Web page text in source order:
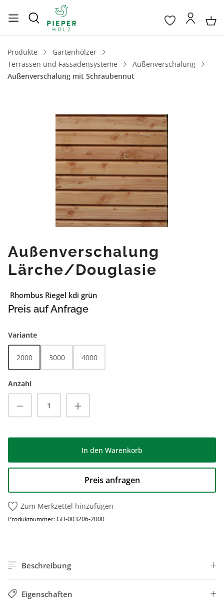
Produkte
Gartenhölzer
Terrassen und Fassadensysteme
Außenverschalung
Außenverschalung mit Schraubennut
Bildergalerie überspringen
Außenverschalung
Lärche/Douglasie
Rhombus Riegel kdi grün
Preis auf Anfrage
Varianteauswählen
2000 3000 4000
Anzahl
Produkt Anzahl: Gib den gewünschten
In den Warenkorb
Preis anfragen
Zum Merkzettel hinzufügen
Produktnummer:GH-003206-2000
Beschreibung
Eigenschaften